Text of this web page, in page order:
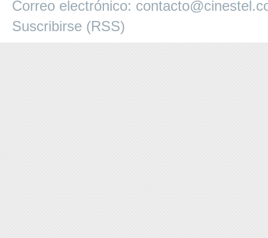
Correo electrónico:
Suscribirse (RSS)